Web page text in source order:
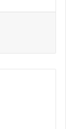
പുറത്ത്
ബുചി